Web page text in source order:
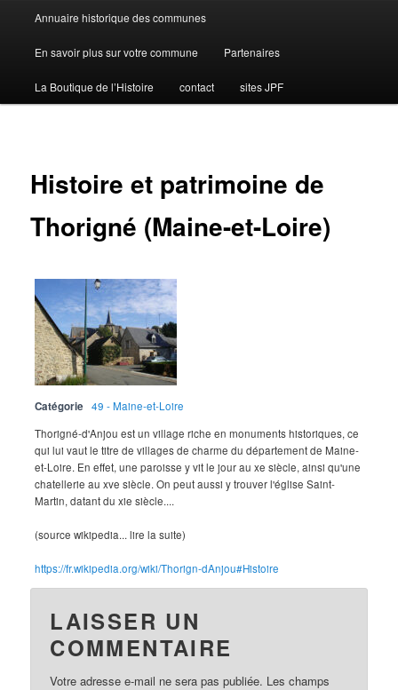
Menu
principal
Annuaire historique des communes
En savoir plus sur votre commune Partenaires
La Boutique de l’Histoire contact sites JPF
Histoire et patrimoine de
Thorigné (Maine-et-Loire)
Catégorie
49 - Maine-et-Loire
Thorigné-d'Anjou est un village riche en monuments historiques, ce
qui lui vaut le titre de villages de charme du département de Maine-
et-Loire. En effet, une paroisse y vit le jour au xe siècle, ainsi qu'une
chatellerie au xve siècle. On peut aussi y trouver l'église Saint-
Martin, datant du xie siècle....
(source wikipedia... lire la suite)
https://fr.wikipedia.org/wiki/Thorign-dAnjou#Histoire
LAISSER UN
COMMENTAIRE
Votre adresse e-mail ne sera pas publiée. Les champs